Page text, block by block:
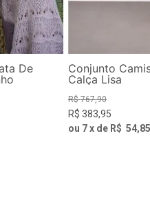
De
Conjunto
Calça Lisa
R$ 767,90
R$ 383,95
ou 7x de R$ 54,85